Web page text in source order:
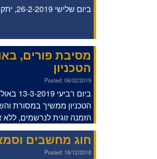
ביום שלישי 26-2-2019, יתקיים טיול טעימות בשוק מחנה יהודה ונחלאות
מסיבת פורים,
הטכניון
Posted: 06/02/2019
ביום
הטכניון ממשיך במסורת
הזמנה זוגית לנרשמים, ללא
חוג מחשבים
Posted: 16/12/2018